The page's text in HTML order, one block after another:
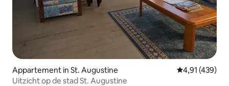
Appartement in St. Augustine Gemiddelde
4,91 (439)
Uitzicht op de stad St. Augustine